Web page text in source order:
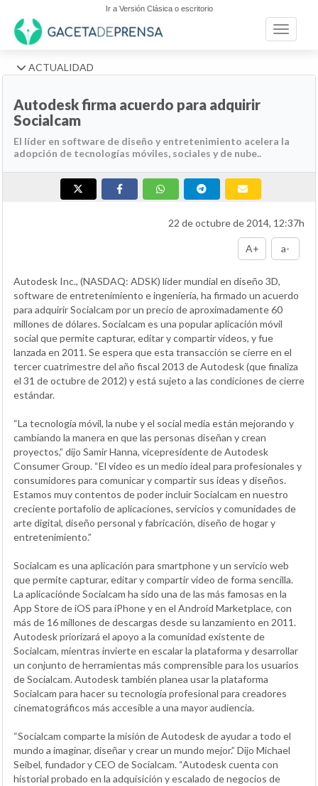
Ir a Versión Clásica o escritorio
Toggle
ACTUALIDAD
Autodesk firma acuerdo para adquirir
Socialcam
El líder en software de diseño y entretenimiento acelera la
adopción de tecnologías móviles, sociales y de nube..
22 de octubre de 2014, 12:37h
A+ a-
Autodesk Inc., (NASDAQ: ADSK) líder mundial en diseño 3D,
software de entretenimiento e ingeniería, ha firmado un acuerdo
para adquirir Socialcam por un precio de aproximadamente 60
millones de dólares. Socialcam es una popular aplicación móvil
social que permite capturar, editar y compartir videos, y fue
lanzada en 2011. Se espera que esta transacción se cierre en el
tercer cuatrimestre del año fiscal 2013 de Autodesk (que finaliza
el 31 de octubre de 2012) y está sujeto a las condiciones de cierre
estándar.
“La tecnología móvil, la nube y el social media están mejorando y
cambiando la manera en que las personas diseñan y crean
proyectos,” dijo Samir Hanna, vicepresidente de Autodesk
Consumer Group. “El video es un medio ideal para profesionales y
consumidores para comunicar y compartir sus ideas y diseños.
Estamos muy contentos de poder incluir Socialcam en nuestro
creciente portafolio de aplicaciones, servicios y comunidades de
arte digital, diseño personal y fabricación, diseño de hogar y
entretenimiento.”
Socialcam es una aplicación para smartphone y un servicio web
que permite capturar, editar y compartir video de forma sencilla.
La aplicaciónde Socialcam ha sido una de las más famosas en la
App Store de iOS para iPhone y en el Android Marketplace, con
más de 16 millones de descargas desde su lanzamiento en 2011.
Autodesk priorizará el apoyo a la comunidad existente de
Socialcam, mientras invierte en escalar la plataforma y desarrollar
un conjunto de herramientas más comprensible para los usuarios
de Socialcam. Autodesk también planea usar la plataforma
Socialcam para hacer su tecnología profesional para creadores
cinematográficos más accesible a una mayor audiencia.
“Socialcam comparte la misión de Autodesk de ayudar a todo el
mundo a imaginar, diseñar y crear un mundo mejor.” Dijo Michael
Seibel, fundador y CEO de Socialcam. “Autodesk cuenta con
historial probado en la adquisición y escalado de negocios de